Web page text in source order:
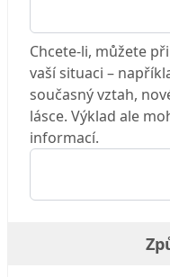
Chcete-li, můžete
vaší situaci –
současný vztah,
lásce. Výklad ale
informací.